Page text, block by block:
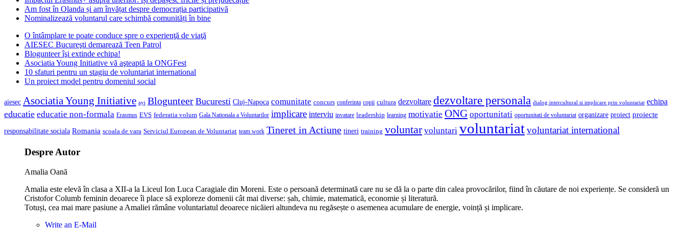
Am fost în Olanda și am învățat despre democrația participativă
Nominalizează voluntarul care schimbă comunități în bine
O întâmplare te poate conduce spre o experienţă de viaţă
AIESEC Bucureşti demarează Teen Patrol
Blogunteer îşi extinde echipa!
Asociatia Young Initiative vă aşteaptă la ONGFest
10 sfaturi pentru un stagiu de voluntariat international
Un proiect model pentru domeniul social
aiesec Asociatia Young Initiative ayi Blogunteer Bucuresti Cluj-Napoca comunitate concurs conferinta copii cultura dezvoltare dezvoltare personala dialog intercultural si implicare prin voluntariat echipa
educatie educatie non-formala Erasmus EVS federatia volum Gala Nationala a Voluntarilor implicare interviu invatare leadership learning motivatie ONG oportunitati oportunitati de voluntariat organizare proiect proiecte
responsabilitate sociala Romania scoala de vara Serviciul European de Voluntariat team work Tineret in Actiune tineri training voluntar voluntari voluntariatvoluntariat international
Despre Autor
Amalia Oană
Amalia este elevă în clasa a XII-a la Liceul Ion Luca Caragiale din Moreni. Este o persoană determinată care nu se dă la o parte din calea provocărilor, fiind în căutare de noi experiențe. Se consideră un
Cristofor Columb feminin deoarece îi place să exploreze domenii cât mai diverse: șah, chimie, matematică, economie și literatură.
Totuși, cea mai mare pasiune a Amaliei rămâne voluntariatul deoarece nicăieri altundeva nu regăsește o asemenea acumulare de energie, voință și implicare.
Write an E-Mail